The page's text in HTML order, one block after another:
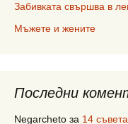
Забивката свършва в
Мъжете и жените
Последни
Negarcheto за 14